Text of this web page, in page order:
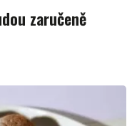
zaručeně